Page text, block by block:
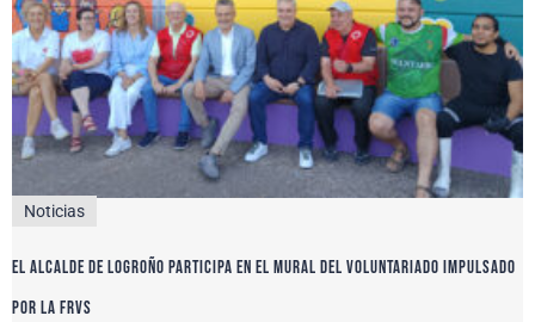
Noticias
El alcalde de Logroño participa en el Mural del Voluntariado impulsado
por la FRVS